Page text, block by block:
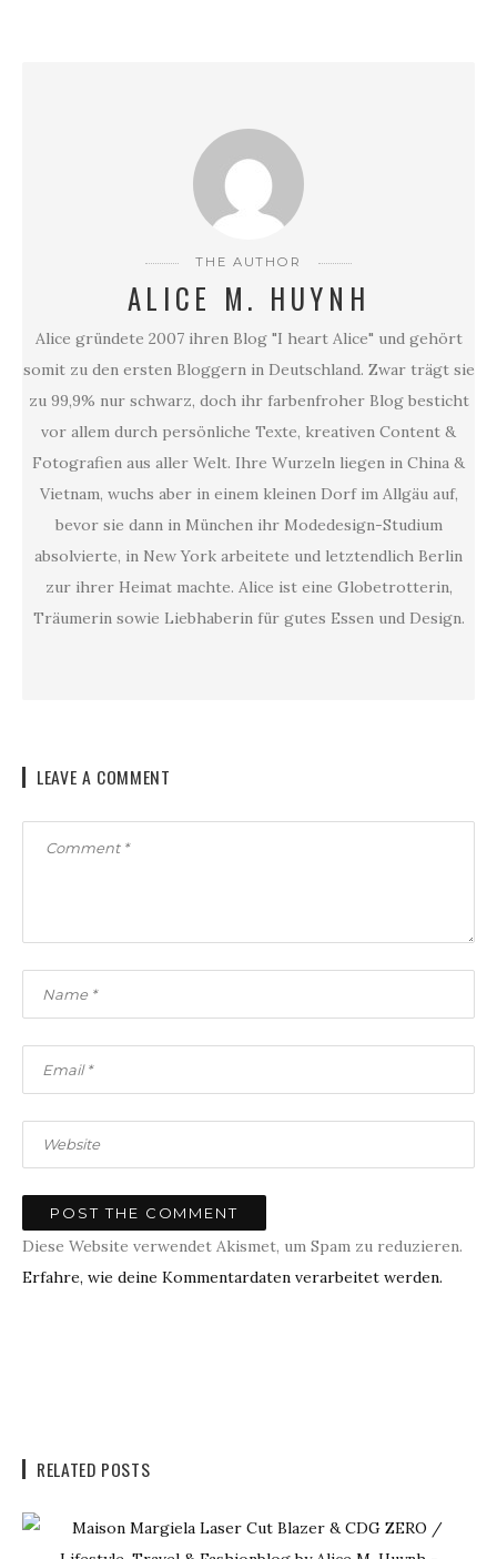
THE AUTHOR
ALICE M. HUYNH
Alice gründete 2007 ihren Blog "I heart Alice" und gehört
somit zu den ersten Bloggern in Deutschland. Zwar trägt sie
zu 99,9% nur schwarz, doch ihr farbenfroher Blog besticht
vor allem durch persönliche Texte, kreativen Content &
Fotografien aus aller Welt. Ihre Wurzeln liegen in China &
Vietnam, wuchs aber in einem kleinen Dorf im Allgäu auf,
bevor sie dann in München ihr Modedesign-Studium
absolvierte, in New York arbeitete und letztendlich Berlin
zur ihrer Heimat machte. Alice ist eine Globetrotterin,
Träumerin sowie Liebhaberin für gutes Essen und Design.
LEAVE A COMMENT
Diese Website verwendet Akismet, um Spam zu reduzieren.
Erfahre, wie deine Kommentardaten verarbeitet werden.
RELATED POSTS